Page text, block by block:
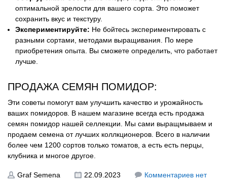
оптимальной зрелости для вашего сорта. Это поможет
сохранить вкус и текстуру.
Экспериментируйте: Не бойтесь экспериментировать с
разными сортами, методами выращивания. По мере
приобретения опыта. Вы сможете определить, что работает
лучше.
ПРОДАЖА СЕМЯН ПОМИДОР:
Эти советы помогут вам улучшить качество и урожайность
ваших помидоров. В нашем магазине всегда есть продажа
семян помидор нашей селлекции. Мы сами выращмываем и
продаем семена от лучших коллкционеров. Всего в наличии
более чем 1200 сортов только томатов, а есть есть перцы,
клубника и многое другое.
Graf Semena 22.09.2023
Комментариев нет